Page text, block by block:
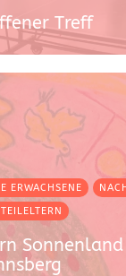
Treff
ERWACHSENE